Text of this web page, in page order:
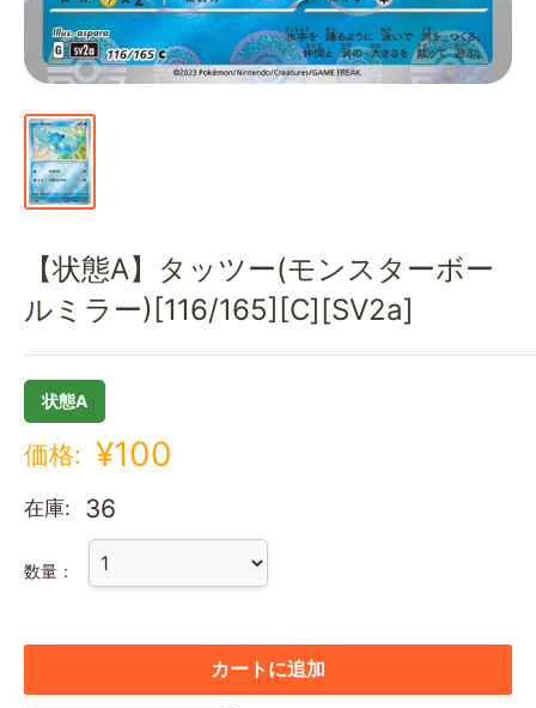
【状態A】タッツー(モンスターボー
ルミラー)[116/165][C][SV2a]
状態A
価格: ¥100
在庫: 36
数量：
カートに追加